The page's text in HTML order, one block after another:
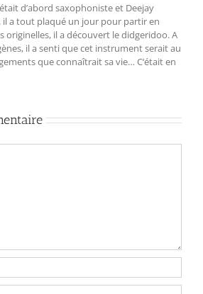
d’abord saxophoniste et Deejay
il a tout plaqué un jour pour partir en
originelles, il a découvert le didgeridoo. A
il a senti que cet instrument serait au
que connaîtrait sa vie… C‘était en